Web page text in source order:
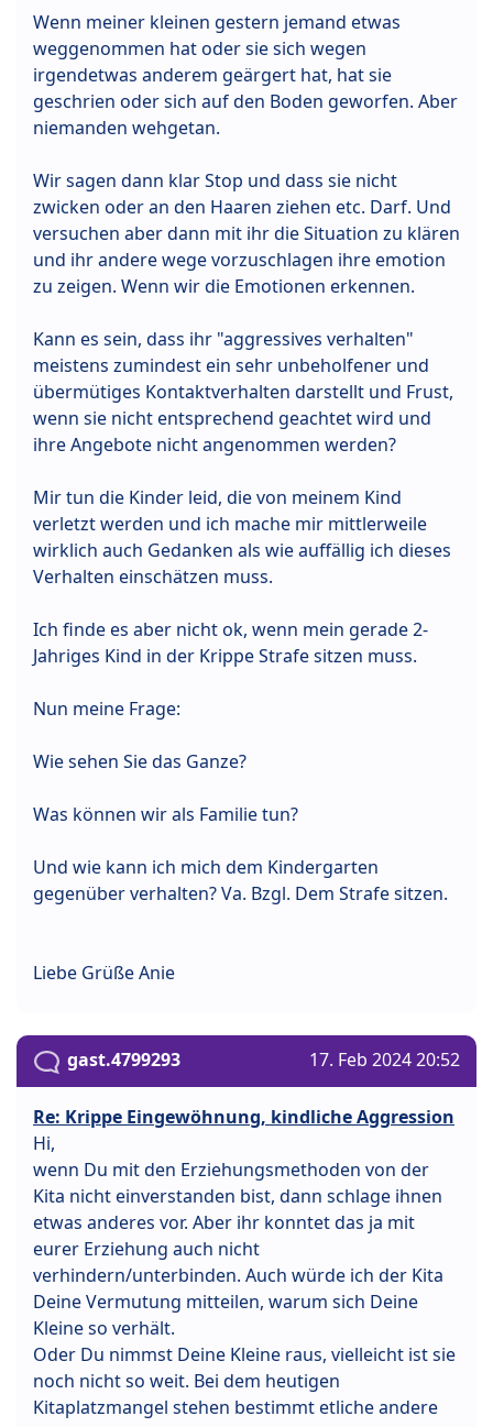
Wenn meiner kleinen gestern jemand etwas
weggenommen hat oder sie sich wegen
irgendetwas anderem geärgert hat, hat sie
geschrien oder sich auf den Boden geworfen. Aber
niemanden wehgetan.
Wir sagen dann klar Stop und dass sie nicht
zwicken oder an den Haaren ziehen etc. Darf. Und
versuchen aber dann mit ihr die Situation zu klären
und ihr andere wege vorzuschlagen ihre emotion
zu zeigen. Wenn wir die Emotionen erkennen.
Kann es sein, dass ihr "aggressives verhalten"
meistens zumindest ein sehr unbeholfener und
übermütiges Kontaktverhalten darstellt und Frust,
wenn sie nicht entsprechend geachtet wird und
ihre Angebote nicht angenommen werden?
Mir tun die Kinder leid, die von meinem Kind
verletzt werden und ich mache mir mittlerweile
wirklich auch Gedanken als wie auffällig ich dieses
Verhalten einschätzen muss.
Ich finde es aber nicht ok, wenn mein gerade 2-
Jahriges Kind in der Krippe Strafe sitzen muss.
Nun meine Frage:
Wie sehen Sie das Ganze?
Was können wir als Familie tun?
Und wie kann ich mich dem Kindergarten
gegenüber verhalten? Va. Bzgl. Dem Strafe sitzen.
Liebe Grüße Anie
gast.4799293 17. Feb 2024 20:52
Re: Krippe Eingewöhnung, kindliche Aggression
Hi,
wenn Du mit den Erziehungsmethoden von der
Kita nicht einverstanden bist, dann schlage ihnen
etwas anderes vor. Aber ihr konntet das ja mit
eurer Erziehung auch nicht
verhindern/unterbinden. Auch würde ich der Kita
Deine Vermutung mitteilen, warum sich Deine
Kleine so verhält.
Oder Du nimmst Deine Kleine raus, vielleicht ist sie
noch nicht so weit. Bei dem heutigen
Kitaplatzmangel stehen bestimmt etliche andere